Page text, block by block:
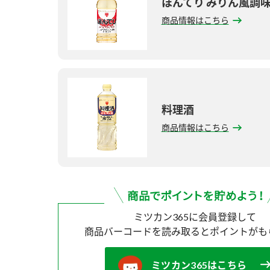
商品情報はこちら
料理酒
商品情報はこちら
ミツカン365に会員登録して
商品バーコードを読み取ると ポイントがも
ミツカン365はこちら